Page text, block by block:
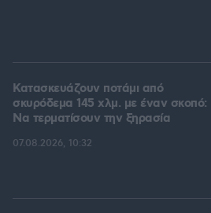
Κατασκευάζουν ποτάμι από
σκυρόδεμα 145 χλμ. με έναν σκοπό:
Να τερματίσουν την ξηρασία
07.08.2026, 10:32